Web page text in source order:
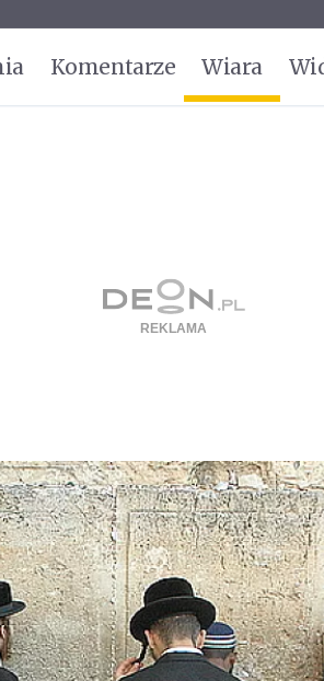
Komentarze Wiara